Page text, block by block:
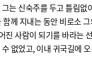
는 신숙주를 두고 틀림없
께 지내는 동안 비로소
진 사람이 되기를 바라는
없었고, 이내 귀국길에